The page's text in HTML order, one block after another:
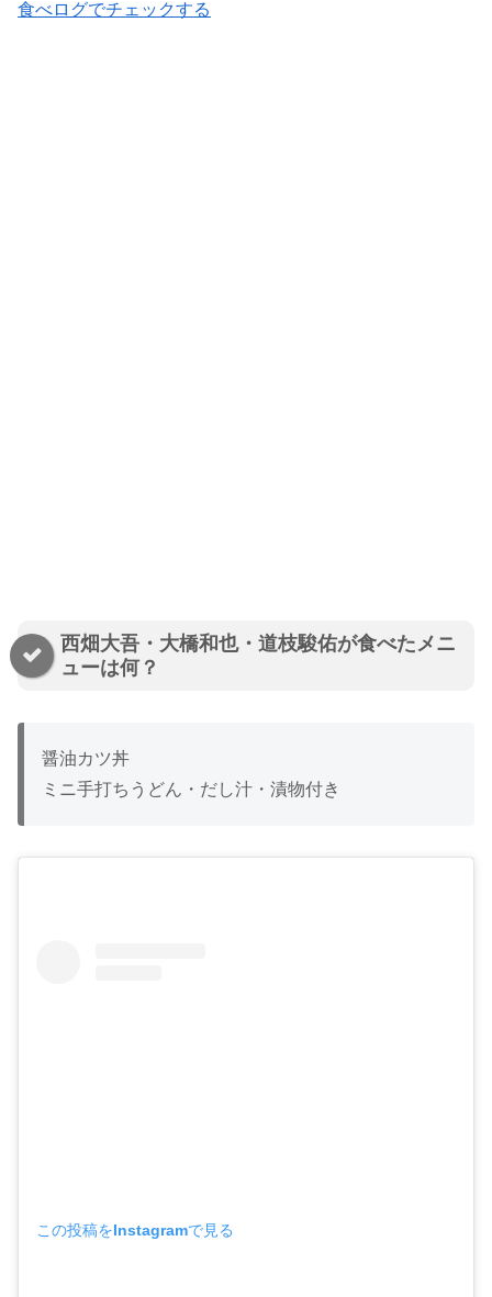
食べログでチェックする
西畑大吾・大橋和也・道枝駿佑が食べたメニ
ューは何？
醤油カツ丼
ミニ手打ちうどん・だし汁・漬物付き
この投稿をInstagramで見る